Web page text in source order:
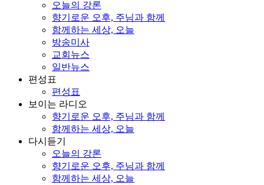
오늘의 강론
향기로운 오후, 주님과 함께
함께하는 세상, 오늘
방송미사
교회뉴스
일반뉴스
편성표
편성표
보이는 라디오
향기로운 오후, 주님과 함께
함께하는 세상, 오늘
다시듣기
오늘의 강론
향기로운 오후, 주님과 함께
함께하는 세상, 오늘